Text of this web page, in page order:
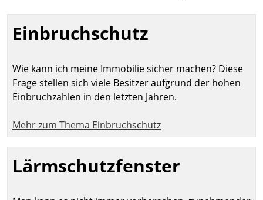
Einbruchschutz
Wie kann ich meine Immobilie sicher machen? Diese
Frage stellen sich viele Besitzer aufgrund der hohen
Einbruchzahlen in den letzten Jahren.
Mehr zum Thema Einbruchschutz
Lärmschutzfenster